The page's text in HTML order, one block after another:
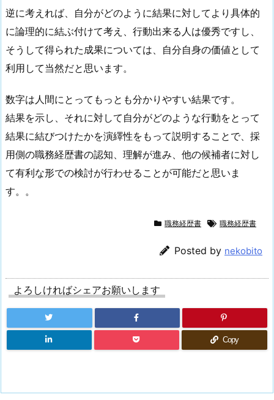
逆に考えれば、自分がどのように結果に対してより具体的
に論理的に結ぶ付けて考え、行動出来る人は優秀ですし、
そうして得られた成果については、自分自身の価値として
利用して当然だと思います。
数字は人間にとってもっとも分かりやすい結果です。
結果を示し、それに対して自分がどのような行動をとって
結果に結びつけたかを演繹性をもって説明することで、採
用側の職務経歴書の認知、理解が進み、他の候補者に対し
て有利な形での検討が行わせることが可能だと思いま
す。。
職務経歴書 職務経歴書
Posted by nekobito
よろしければシェアお願いします
Copy